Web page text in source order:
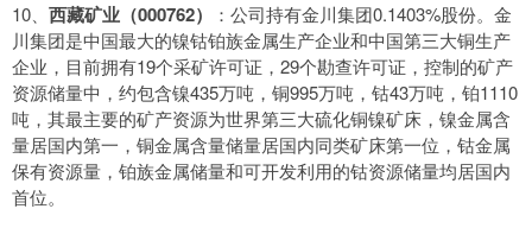
10、 西藏矿业（000762）
：公司持有金川集团0.1403%股份。金
川集团是中国最大的镍钴铂族金属生产企业和中国第三大铜生产
企业，目前拥有19个采矿许可证，29个勘查许可证，控制的矿产
资源储量中，约包含镍435万吨，铜995万吨，钴43万吨，铂1110
吨，其最主要的矿产资源为世界第三大硫化铜镍矿床，镍金属含
量居国内第一，铜金属含量储量居国内同类矿床第一位，钴金属
保有资源量，铂族金属储量和可开发利用的钴资源储量均居国内
首位。